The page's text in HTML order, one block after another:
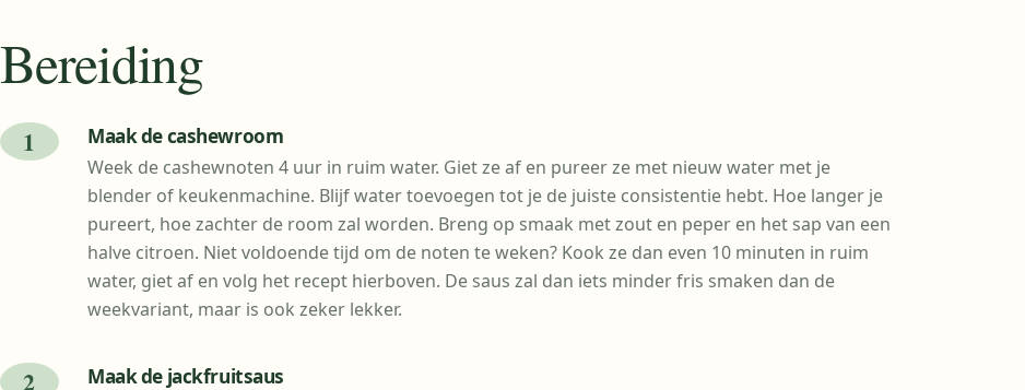
Bereiding
Maak de cashewroom
Week de cashewnoten 4 uur in ruim water. Giet ze af en pureer ze met nieuw water met je
blender of keukenmachine. Blijf water toevoegen tot je de juiste consistentie hebt. Hoe langer je
pureert, hoe zachter de room zal worden. Breng op smaak met zout en peper en het sap van een
halve citroen. Niet voldoende tijd om de noten te weken? Kook ze dan even 10 minuten in ruim
water, giet af en volg het recept hierboven. De saus zal dan iets minder fris smaken dan de
weekvariant, maar is ook zeker lekker.
Maak de jackfruitsaus